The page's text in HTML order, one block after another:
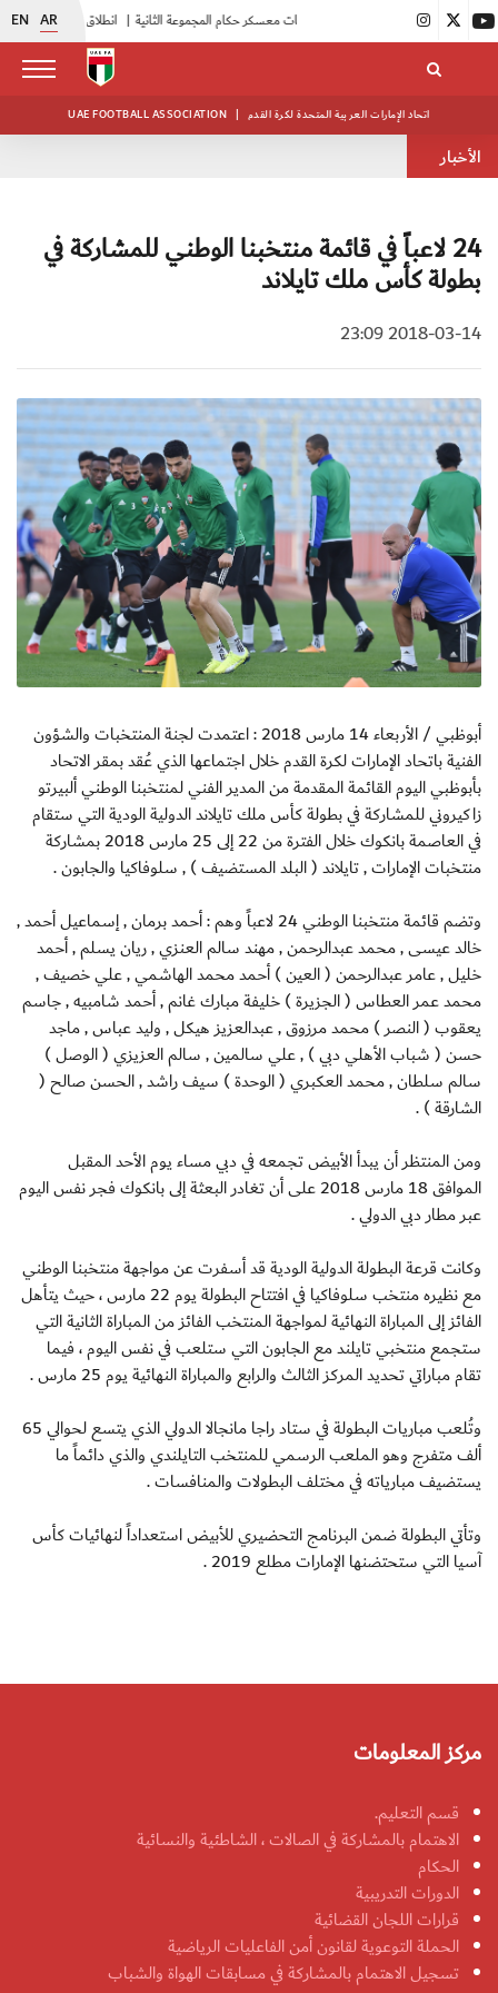
EN AR انطلاق منافسات بطولة النخبة لحرس الرئاسة |
UAE FOOTBALL ASSOCIATION | اتحاد الإمارات العربية المتحدة لكرة القدم
الأخبار
24 لاعباً في قائمة منتخبنا الوطني للمشاركة في
بطولة كأس ملك تايلاند
2018-03-14 23:09
أبوظبي / الأربعاء 14 مارس 2018 : اعتمدت لجنة المنتخبات والشؤون
الفنية باتحاد الإمارات لكرة القدم خلال اجتماعها الذي عُقد بمقر الاتحاد
بأبوظبي اليوم القائمة المقدمة من المدير الفني لمنتخبنا الوطني ألبيرتو
زاكيروني للمشاركة في بطولة كأس ملك تايلاند الدولية الودية التي ستقام
في العاصمة بانكوك خلال الفترة من 22 إلى 25 مارس 2018 بمشاركة
منتخبات الإمارات , تايلاند ( البلد المستضيف ) , سلوفاكيا والجابون .
وتضم قائمة منتخبنا الوطني 24 لاعباً وهم : أحمد برمان , إسماعيل أحمد ,
خالد عيسى , محمد عبدالرحمن , مهند سالم العنزي , ريان يسلم , أحمد
خليل , عامر عبدالرحمن ( العين ) أحمد محمد الهاشمي , علي خصيف ,
محمد عمر العطاس ( الجزيرة ) خليفة مبارك غانم , أحمد شامبيه , جاسم
يعقوب ( النصر ) محمد مرزوق , عبدالعزيز هيكل , وليد عباس , ماجد
حسن ( شباب الأهلي دبي ) , علي سالمين , سالم العزيزي ( الوصل )
سالم سلطان , محمد العكبري ( الوحدة ) سيف راشد , الحسن صالح (
الشارقة ) .
ومن المنتظر أن يبدأ الأبيض تجمعه في دبي مساء يوم الأحد المقبل
الموافق 18 مارس 2018 على أن تغادر البعثة إلى بانكوك فجر نفس اليوم
عبر مطار دبي الدولي .
وكانت قرعة البطولة الدولية الودية قد أسفرت عن مواجهة منتخبنا الوطني
مع نظيره منتخب سلوفاكيا في افتتاح البطولة يوم 22 مارس ، حيث يتأهل
الفائز إلى المباراة النهائية لمواجهة المنتخب الفائز من المباراة الثانية التي
ستجمع منتخبي تايلند مع الجابون التي ستلعب في نفس اليوم ، فيما
تقام مباراتي تحديد المركز الثالث والرابع والمباراة النهائية يوم 25 مارس .
وتُلعب مباريات البطولة في ستاد راجا مانجالا الدولي الذي يتسع لحوالي 65
ألف متفرج وهو الملعب الرسمي للمنتخب التايلندي والذي دائماً ما
يستضيف مبارياته في مختلف البطولات والمنافسات .
وتأتي البطولة ضمن البرنامج التحضيري للأبيض استعداداً لنهائيات كأس
آسيا التي ستحتضنها الإمارات مطلع 2019 .
مركز المعلومات
قسم التعليم.
الاهتمام بالمشاركة في الصالات ، الشاطئية والنسائية
الحكام
الدورات التدريبية
قرارات اللجان القضائية
الحملة التوعوية لقانون أمن الفاعليات الرياضية
تسجيل الاهتمام بالمشاركة في مسابقات الهواة والشباب